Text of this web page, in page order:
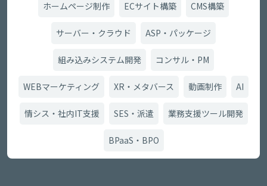
ホームページ制作 ECサイト構築 CMS構築
サーバー・クラウド ASP・パッケージ
組み込みシステム開発 コンサル・PM
WEBマーケティング XR・メタバース 動画制作 AI
情シス・社内IT支援 SES・派遣 業務支援ツール開発
BPaaS・BPO